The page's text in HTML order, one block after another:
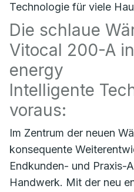
Technologie für viele
Die schlaue
Vitocal 200-A
energy
Intelligente
voraus:
Im Zentrum der neuen
konsequente
Endkunden- und Praxis-
Handwerk. Mit der neu